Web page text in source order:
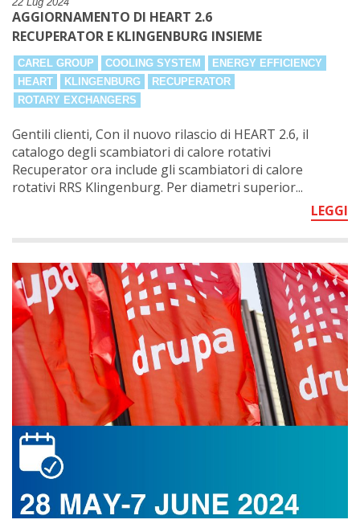
AGGIORNAMENTO DI HEART 2.6
RECUPERATOR E KLINGENBURG INSIEME
CAREL GROUP COOLING SYSTEM
ENERGY EFFICIENCY
HEART
KLINGENBURG
RECUPERATOR
ROTARY EXCHANGERS
Gentili clienti, Con il nuovo rilascio di HEART 2.6, il
catalogo degli scambiatori di calore rotativi
Recuperator ora include gli scambiatori di calore
rotativi RRS Klingenburg. Per diametri superior...
LEGGI